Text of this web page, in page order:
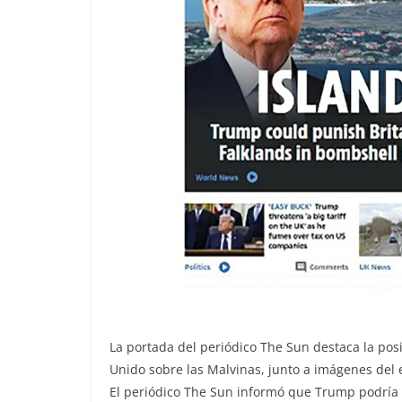
La portada del periódico The Sun destaca la
Unido sobre las Malvinas, junto a imágenes del
El periódico The Sun informó que Trump